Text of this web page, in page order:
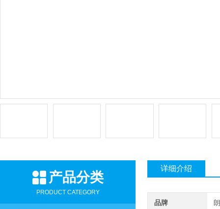
产品分类
PRODUCT CATEGORY
详细介绍
品牌